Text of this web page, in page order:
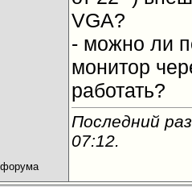
VGA?
- можно ли
монитор
работать?
Последний
07:12.